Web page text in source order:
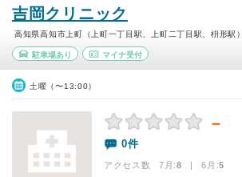
吉岡クリニック
高知県高知市上町（上町一丁目駅、上町二丁目駅、枡形駅）
駐車場あり マイナ受付
土曜（〜13:00）
－
0件
アクセス数 7月:8 | 6月:5